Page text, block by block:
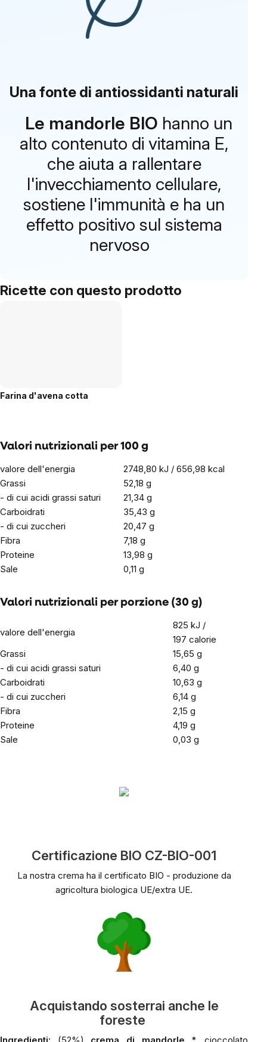
Una fonte di antiossidanti naturali
Le mandorle BIO hanno un
alto contenuto di vitamina E,
che aiuta a rallentare
l'invecchiamento cellulare,
sostiene l'immunità e ha un
effetto positivo sul sistema
nervoso
Ricette con questo prodotto
Farina d'avena cotta
Valori nutrizionali per 100 g
valore dell'energia
2748,80 kJ / 656,98 kcal
Grassi
52,18 g
- di cui acidi grassi saturi
21,34 g
Carboidrati
35,43 g
- di cui zuccheri
20,47 g
Fibra
7,18 g
Proteine
13,98 g
Sale
0,11 g
Valori nutrizionali per porzione (30 g)
valore dell'energia
825 kJ /
197 calorie
Grassi
15,65 g
- di cui acidi grassi saturi
6,40 g
Carboidrati
10,63 g
- di cui zuccheri
6,14 g
Fibra
2,15 g
Proteine
4,19 g
Sale
0,03 g
Certificazione BIO CZ-BIO-001
La nostra crema ha il certificato BIO - produzione da
agricoltura biologica UE/extra UE.
Acquistando sosterrai anche le
foreste
Ingredienti: (52%) crema di mandorle *, cioccolato